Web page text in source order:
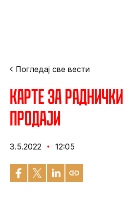
Погледај све вести
Карте за
продаји
3.5.2022 12:05